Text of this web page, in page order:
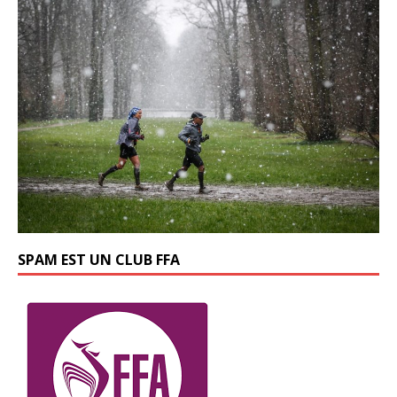
SPAM EST UN CLUB FFA